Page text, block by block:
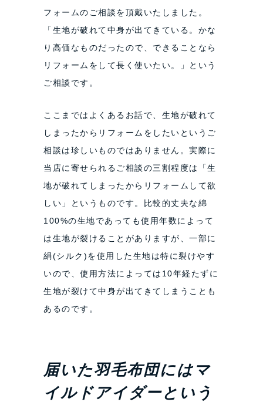
フォームのご相談を頂戴いたしました。
「生地が破れて中身が出てきている。かな
り高価なものだったので、できることなら
リフォームをして長く使いたい。」という
ご相談です。
ここまではよくあるお話で、生地が破れて
しまったからリフォームをしたいというご
相談は珍しいものではありません。実際に
当店に寄せられるご相談の三割程度は「生
地が破れてしまったからリフォームして欲
しい」というものです。比較的丈夫な綿
100%の生地であっても使用年数によって
は生地が裂けることがありますが、一部に
絹(シルク)を使用した生地は特に裂けやす
いので、使用方法によっては10年経たずに
生地が裂けて中身が出てきてしまうことも
あるのです。
届いた羽毛布団にはマ
イルドアイダーという